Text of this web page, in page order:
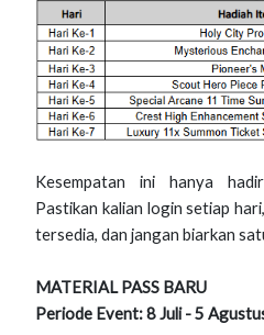
Kesempatan ini hanya
Pastikan kalian login setiap
tersedia, dan jangan biarkan
MATERIAL PASS BARU
Periode Event: 8 Juli - 5